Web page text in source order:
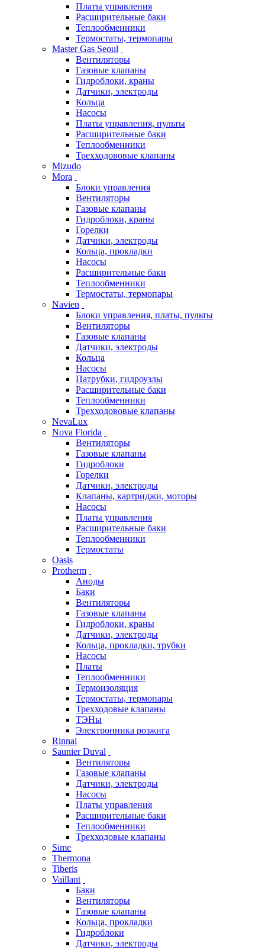
Платы управления
Расширительные баки
Теплообменники
Термостаты, термопары
Master Gas Seoul
Вентиляторы
Газовые клапаны
Гидроблоки, краны
Датчики, электроды
Кольца
Насосы
Платы управления, пульты
Расширительные баки
Теплообменники
Трехходововые клапаны
Mizudo
Mora
Блоки управления
Вентиляторы
Газовые клапаны
Гидроблоки, краны
Горелки
Датчики, электроды
Кольца, прокладки
Насосы
Расширительные баки
Теплообменники
Термостаты, термопары
Navien
Блоки управления, платы, пульты
Вентиляторы
Газовые клапаны
Датчики, электроды
Кольца
Насосы
Патрубки, гидроузлы
Расширительные баки
Теплообменники
Трехходововые клапаны
NevaLux
Nova Florida
Вентиляторы
Газовые клапаны
Гидроблоки
Горелки
Датчики, электроды
Клапаны, картриджи, моторы
Насосы
Платы управления
Расширительные баки
Теплообменники
Термостаты
Oasis
Protherm
Аноды
Баки
Вентиляторы
Газовые клапаны
Гидроблоки, краны
Датчики, электроды
Кольца, прокладки, трубки
Насосы
Платы
Теплообменники
Термоизоляция
Термостаты, термопары
Трехходовые клапаны
ТЭНы
Электронника розжига
Rinnai
Saunier Duval
Вентиляторы
Газовые клапаны
Датчики, электроды
Насосы
Платы управления
Расширительные баки
Теплообменники
Трехходовые клапаны
Sime
Thermona
Tiberis
Vaillant
Баки
Вентиляторы
Газовые клапаны
Кольца, прокладки
Гидроблоки
Датчики, электроды